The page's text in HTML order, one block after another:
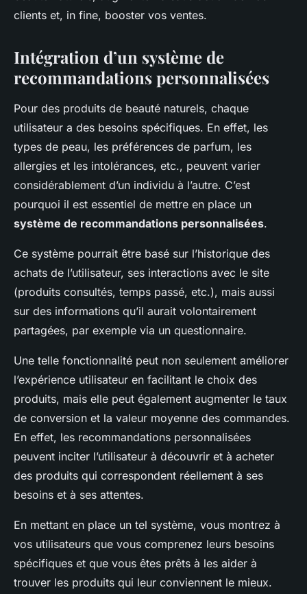
clients et, in fine, booster vos ventes.
Intégration d’un système de
recommandations personnalisées
Pour des produits de beauté naturels, chaque
utilisateur a des besoins spécifiques. En effet, les
types de peau, les préférences de parfum, les
allergies et les intolérances, etc., peuvent varier
considérablement d’un individu à l’autre. C’est
pourquoi il est essentiel de mettre en place un
système de recommandations personnalisées.
Ce système pourrait être basé sur l’historique des
achats de l’utilisateur, ses interactions avec le site
(produits consultés, temps passé, etc.), mais aussi
sur des informations qu’il aurait volontairement
partagées, par exemple via un questionnaire.
Une telle fonctionnalité peut non seulement améliorer
l’expérience utilisateur en facilitant le choix des
produits, mais elle peut également augmenter le taux
de conversion et la valeur moyenne des commandes.
En effet, les recommandations personnalisées
peuvent inciter l’utilisateur à découvrir et à acheter
des produits qui correspondent réellement à ses
besoins et à ses attentes.
En mettant en place un tel système, vous montrez à
vos utilisateurs que vous comprenez leurs besoins
spécifiques et que vous êtes prêts à les aider à
trouver les produits qui leur conviennent le mieux.